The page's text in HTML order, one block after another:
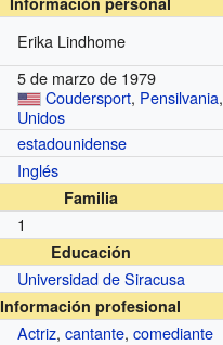
Erika Lindhome
5 de marzo de 1979
Coudersport, Pensilvania,
Unidos
estadounidense
Inglés
Familia
1
Educación
Universidad de Siracusa
Información profesional
Actriz,cantante,comediante